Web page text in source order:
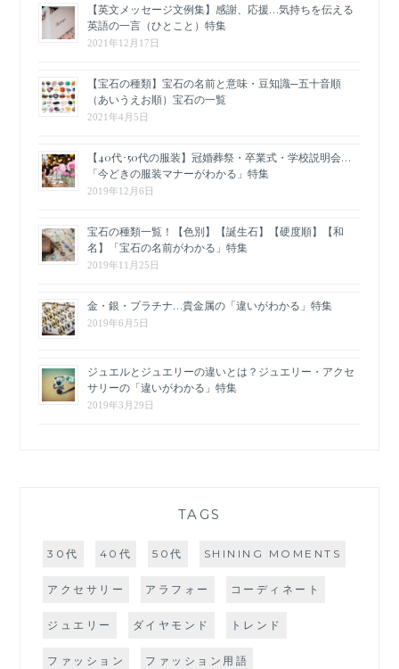
【英文メッセージ文例集】感謝、応援…気持ちを伝える
英語の一言（ひとこと）特集
2021年12月17日
【宝石の種類】宝石の名前と意味・豆知識─五十音順
（あいうえお順）宝石の一覧
2021年4月5日
【40代･50代の服装】冠婚葬祭・卒業式・学校説明会…
「今どきの服装マナーがわかる」特集
2019年12月6日
宝石の種類一覧！【色別】【誕生石】【硬度順】【和
名】「宝石の名前がわかる」特集
2019年11月25日
金・銀・プラチナ…貴金属の「違いがわかる」特集
2019年6月5日
ジュエルとジュエリーの違いとは？ジュエリー・アクセ
サリーの「違いがわかる」特集
2019年3月29日
TAGS
30代 40代 50代 SHINING MOMENTS
アクセサリー アラフォー コーディネート
ジュエリー ダイヤモンド トレンド
ファッション ファッション用語